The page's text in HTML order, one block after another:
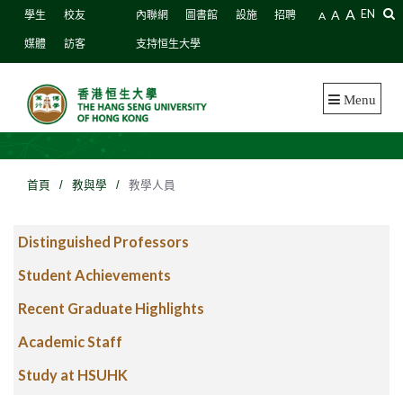
學生 校友
媒體 訪客
內聯網 圖書館 設施 招聘
支持恒生大學
A A A EN
Menu
首頁 / 教與學 / 教學人員
Distinguished Professors
Student Achievements
Recent Graduate Highlights
Academic Staff
Study at HSUHK